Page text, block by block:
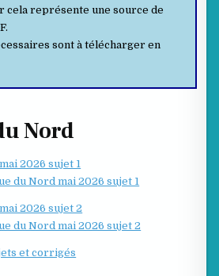
cela représente une source de
sont à télécharger en
Nord
2026 sujet 1
du Nord mai 2026 sujet 1
2026 sujet 2
du Nord mai 2026 sujet 2
et corrigés